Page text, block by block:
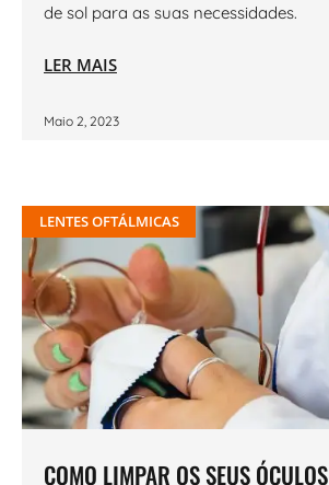
de sol para as suas necessidades.
LER MAIS
Maio 2, 2023
LENTES OFTÁLMICAS
COMO LIMPAR OS SEUS ÓCULOS